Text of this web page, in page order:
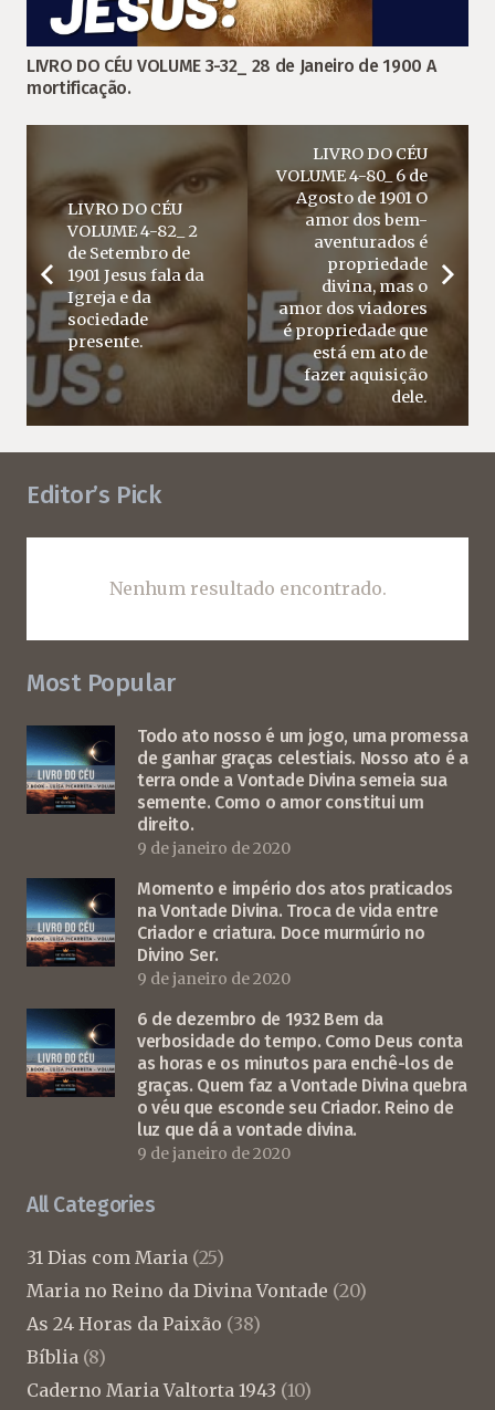
LIVRO DO CÉU VOLUME 3-32_ 28 de Janeiro de 1900 A
mortificação.
LIVRO DO CÉU
VOLUME 4-82_ 2
de Setembro de
1901 Jesus fala da
Igreja e da
sociedade
presente.
LIVRO DO CÉU
VOLUME 4-80_ 6 de
Agosto de 1901 O
amor dos bem-
aventurados é
propriedade
divina, mas o
amor dos viadores
é propriedade que
está em ato de
fazer aquisição
dele.
Editor’s Pick
Nenhum resultado encontrado.
Most Popular
Todo ato nosso é um jogo, uma promessa
de ganhar graças celestiais. Nosso ato é a
terra onde a Vontade Divina semeia sua
semente. Como o amor constitui um
direito.
9 de janeiro de 2020
Momento e império dos atos praticados
na Vontade Divina. Troca de vida entre
Criador e criatura. Doce murmúrio no
Divino Ser.
9 de janeiro de 2020
6 de dezembro de 1932 Bem da
verbosidade do tempo. Como Deus conta
as horas e os minutos para enchê-los de
graças. Quem faz a Vontade Divina quebra
o véu que esconde seu Criador. Reino de
luz que dá a vontade divina.
9 de janeiro de 2020
All Categories
31 Dias com Maria (25)
Maria no Reino da Divina Vontade (20)
As 24 Horas da Paixão (38)
Bíblia (8)
Caderno Maria Valtorta 1943 (10)